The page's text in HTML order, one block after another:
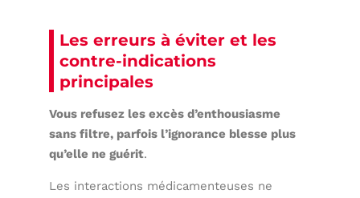
Les erreurs à éviter et les
contre-indications
principales
Vous refusez les excès d’enthousiasme
sans filtre, parfois l’ignorance blesse plus
qu’elle ne guérit.
Les interactions médicamenteuses ne